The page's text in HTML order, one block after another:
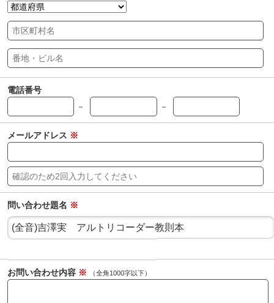
電話番号
－
－
メールアドレス ※
問い合わせ題名 ※
お問い合わせ内容 ※ （全角1000字以下）